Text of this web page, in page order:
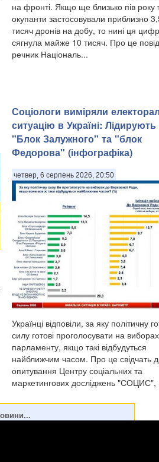
на фронті. Якщо ще близько пів року
окупанти застосовували приблизно
тисяч дронів на добу, то нині ця
сягнула майже 10 тисяч. Про це
речник Національ...
Соціологи виміряли
ситуацію в Україні: ​Лідирують
"Блок Залужного" та "блок
Федорова" (інфографіка)
четвер, 6 серпень 2026, 20:50
Українці відповіли, за яку політичну
силу готові проголосувати на
парламенту, якщо такі відбудуться
найближчим часом. Про це свідчать
опитування Центру соціальних та
маркетингових досліджень "СОЦИС",